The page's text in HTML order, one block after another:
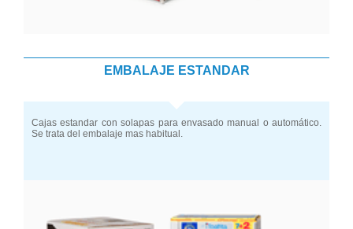
EMBALAJE ESTANDAR
Cajas estandar con solapas para envasado manual o automático.
Se trata del embalaje mas habitual.